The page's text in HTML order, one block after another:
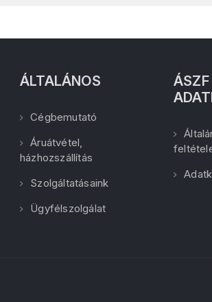
ÁLTALÁNOS
Cégbemutató
Áruátvétel,
házhozszállítás
Szolgáltatásaink
Ügyfélszolgálat
ÁSZF